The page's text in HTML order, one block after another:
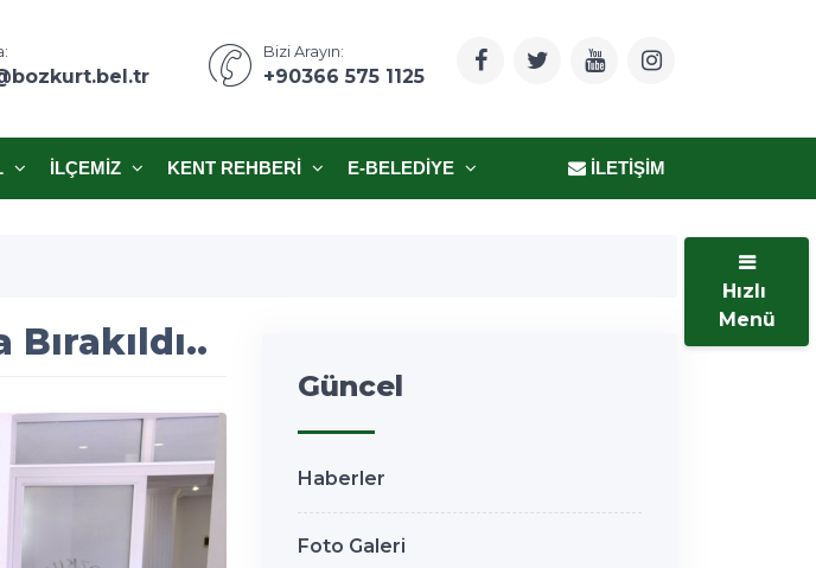
Bizi Arayın:
+90366 575 1125
İLÇEMIZ KENT REHBERI E-BELEDIYE İLETIŞIM
Güncel
Haberler
Foto Galeri
Hızlı
Menü